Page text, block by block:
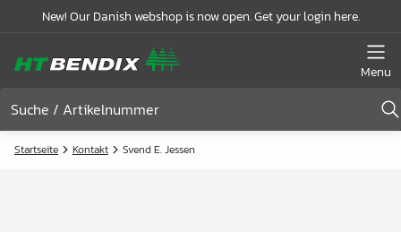
New! Our Danish webshop is now open. Get your login here.
Menu
Startseite Kontakt Svend E. Jessen